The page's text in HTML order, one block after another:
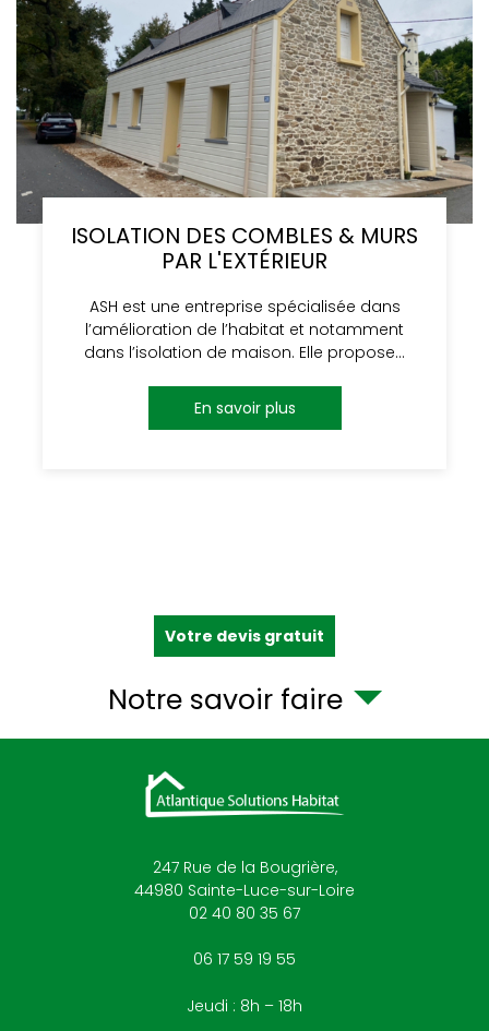
ISOLATION DES COMBLES & MURS
PAR L'EXTÉRIEUR
ASH est une entreprise spécialisée dans
l’amélioration de l’habitat et notamment
dans l’isolation de maison. Elle propose…
En savoir plus
Votre devis gratuit
Notre savoir faire
247 Rue de la Bougrière,
44980 Sainte-Luce-sur-Loire
02 40 80 35 67
06 17 59 19 55
Jeudi : 8h – 18h